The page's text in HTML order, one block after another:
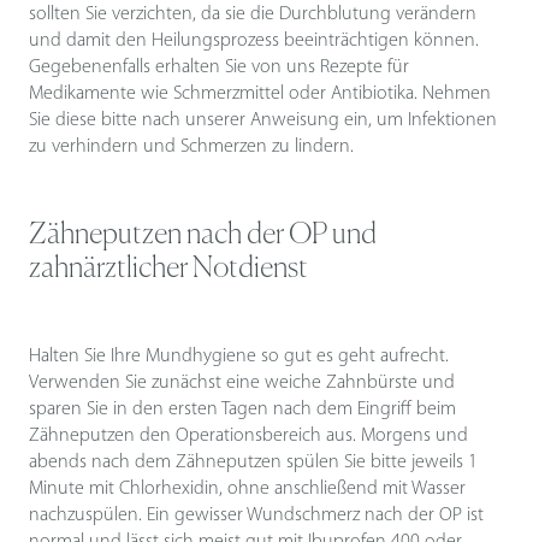
sollten Sie verzichten, da sie die Durchblutung verändern
und damit den Heilungsprozess beeinträchtigen können.
Gegebenenfalls erhalten Sie von uns Rezepte für
Medikamente wie Schmerzmittel oder Antibiotika. Nehmen
Sie diese bitte nach unserer Anweisung ein, um Infektionen
zu verhindern und Schmerzen zu lindern.
Zähneputzen nach der OP und
zahnärztlicher Notdienst
Halten Sie Ihre Mundhygiene so gut es geht aufrecht.
Verwenden Sie zunächst eine weiche Zahnbürste und
sparen Sie in den ersten Tagen nach dem Eingriff beim
Zähneputzen den Operationsbereich aus. Morgens und
abends nach dem Zähneputzen spülen Sie bitte jeweils 1
Minute mit Chlorhexidin, ohne anschließend mit Wasser
nachzuspülen. Ein gewisser Wundschmerz nach der OP ist